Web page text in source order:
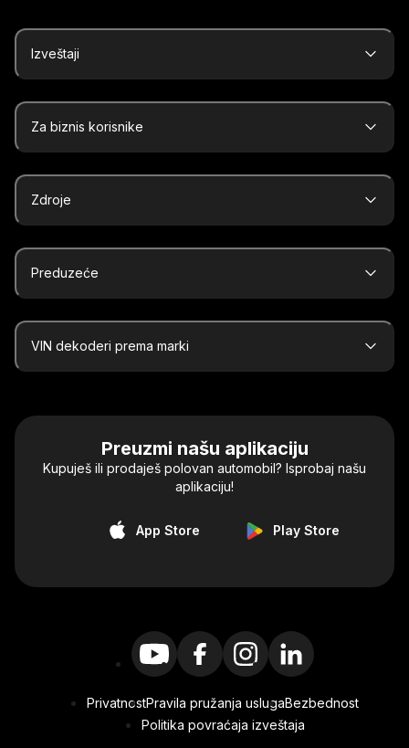
Izveštaji
Za biznis korisnike
Zdroje
Preduzeće
VIN dekoderi prema marki
Preuzmi našu aplikaciju
Kupuješ ili prodaješ polovan automobil? Isprobaj našu
aplikaciju!
App Store Play Store
PrivatnostPravila pružanja uslugaBezbednost
Politika povraćaja izveštaja